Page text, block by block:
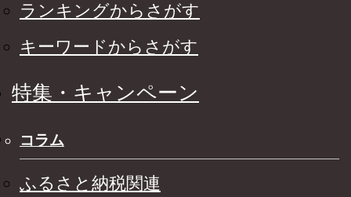
ランキングからさがす
キーワードからさがす
特集・キャンペーン
コラム
ふるさと納税関連